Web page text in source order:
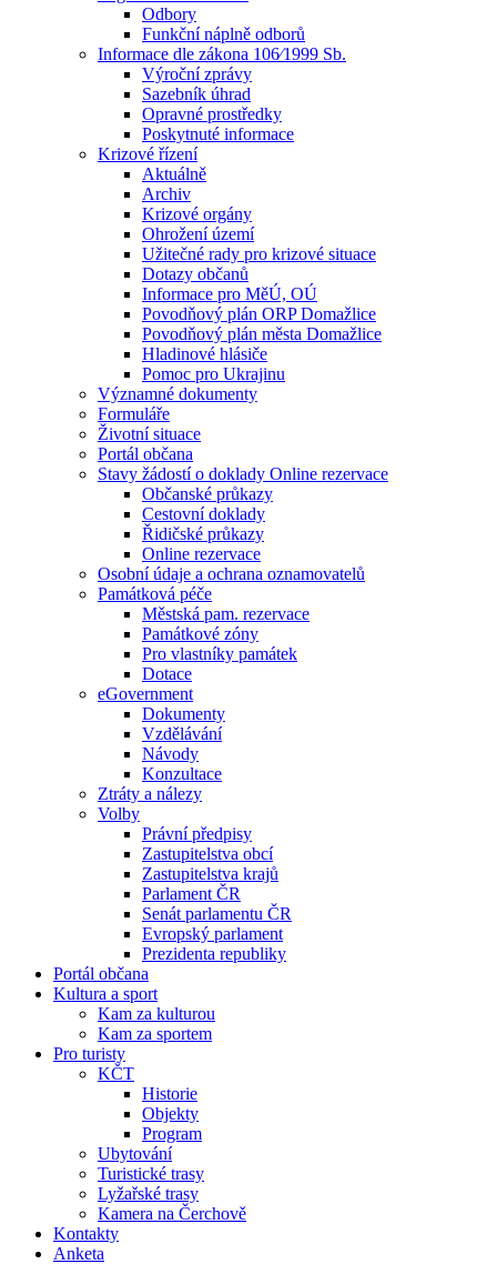
Odbory
Funkční náplně odborů
Informace dle zákona 106⁄1999 Sb.
Výroční zprávy
Sazebník úhrad
Opravné prostředky
Poskytnuté informace
Krizové řízení
Aktuálně
Archiv
Krizové orgány
Ohrožení území
Užitečné rady pro krizové situace
Dotazy občanů
Informace pro MěÚ, OÚ
Povodňový plán ORP Domažlice
Povodňový plán města Domažlice
Hladinové hlásiče
Pomoc pro Ukrajinu
Významné dokumenty
Formuláře
Životní situace
Portál občana
Stavy žádostí o doklady Online rezervace
Občanské průkazy
Cestovní doklady
Řidičské průkazy
Online rezervace
Osobní údaje a ochrana oznamovatelů
Památková péče
Městská pam. rezervace
Památkové zóny
Pro vlastníky památek
Dotace
eGovernment
Dokumenty
Vzdělávání
Návody
Konzultace
Ztráty a nálezy
Volby
Právní předpisy
Zastupitelstva obcí
Zastupitelstva krajů
Parlament ČR
Senát parlamentu ČR
Evropský parlament
Prezidenta republiky
Portál občana
Kultura a sport
Kam za kulturou
Kam za sportem
Pro turisty
KČT
Historie
Objekty
Program
Ubytování
Turistické trasy
Lyžařské trasy
Kamera na Čerchově
Kontakty
Anketa